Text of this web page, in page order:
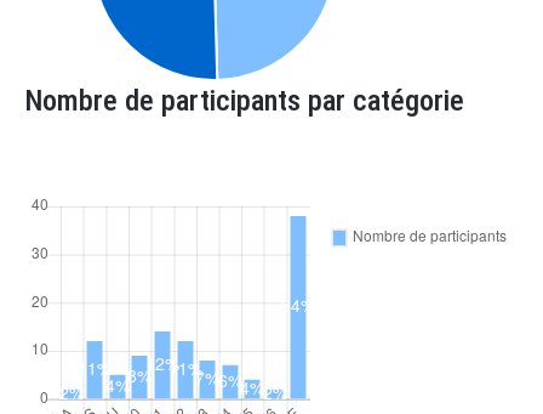
Nombre de participants par catégorie